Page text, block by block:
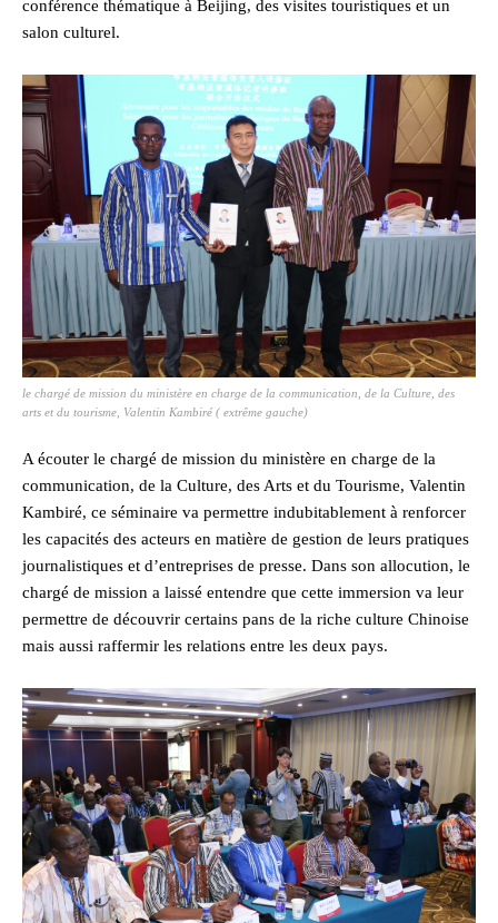
conférence thématique à Beijing, des visites touristiques et un
salon culturel.
le chargé de mission du ministère en charge de la communication, de la Culture, des
arts et du tourisme, Valentin Kambiré ( extrême gauche)
A écouter le chargé de mission du ministère en charge de la
communication, de la Culture, des Arts et du Tourisme, Valentin
Kambiré, ce séminaire va permettre indubitablement à renforcer
les capacités des acteurs en matière de gestion de leurs pratiques
journalistiques et d’entreprises de presse. Dans son allocution, le
chargé de mission a laissé entendre que cette immersion va leur
permettre de découvrir certains pans de la riche culture Chinoise
mais aussi raffermir les relations entre les deux pays.